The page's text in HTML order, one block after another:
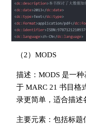
（2）MODS
描述：MODS 是一
于 MARC 21 书目格
录更简单，适合描述
主要元素：包括标题